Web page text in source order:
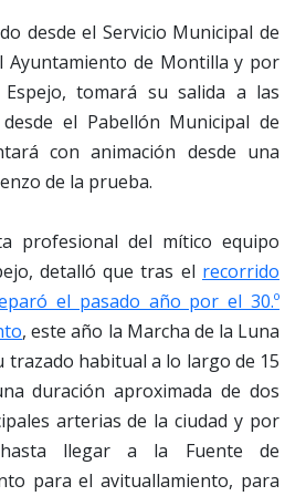
desde el Servicio Municipal de
Ayuntamiento de Montilla y por
tomará su salida a las
el Pabellón Municipal de
con animación desde una
de la prueba.
profesional del mítico equipo
detalló que tras el recorrido
el pasado año por el 30.º
, este año la Marcha de la Luna
trazado habitual a lo largo de 15
duración aproximada de dos
arterias de la ciudad y por
llegar a la Fuente de
para el avituallamiento, para